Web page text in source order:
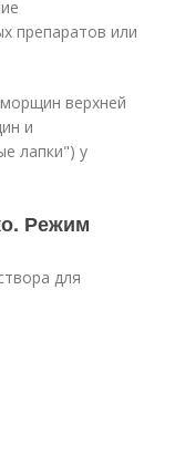
препаратов или
верхней
и
лапки") у
Режим
для